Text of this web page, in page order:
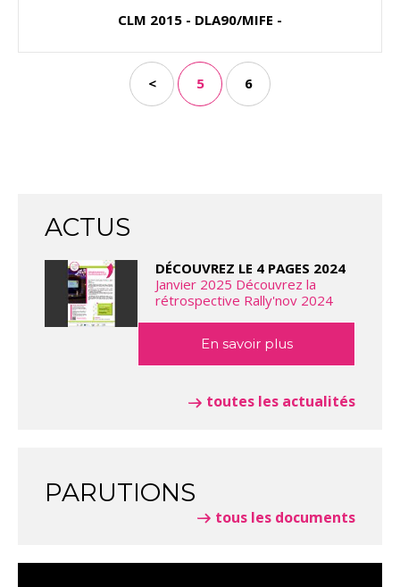
CLM 2015 - DLA90/MIFE -
< 5 6
ACTUS
DÉCOUVREZ LE 4 PAGES 2024
Janvier 2025 Découvrez la
rétrospective Rally'nov 2024
En savoir plus
toutes les actualités
PARUTIONS
tous les documents